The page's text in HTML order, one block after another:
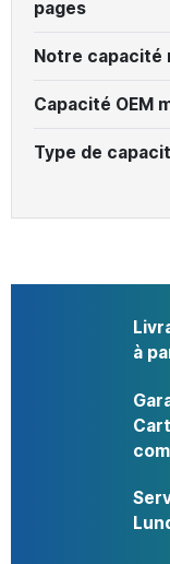
pages
Notre capacité
Capacité OEM
Type de
à